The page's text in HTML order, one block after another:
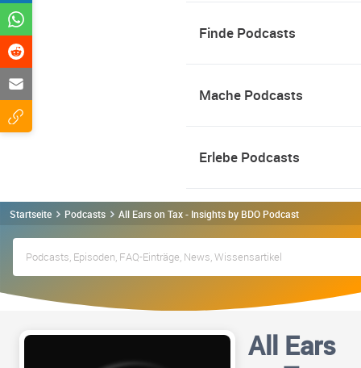
Finde Podcasts
Mache Podcasts
Erlebe Podcasts
Startseite Podcasts All Ears on Tax - Insights by BDO Podcast
All Ears